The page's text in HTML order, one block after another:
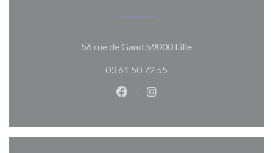
56 rue de Gand 59000 Lille((ανοίγει σε νέο
03 61 50 72 55
Facebook ((ανοίγει σε νέο
Instagram ((ανοίγει σε